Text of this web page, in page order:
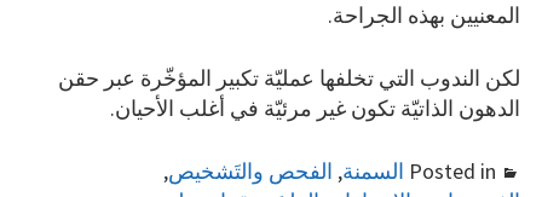
المعنيين بهذه الجراحة.
لكن الندوب التي تخلفها عمليّة تكبير المؤخّرة عبر حقن
الدهون الذاتيّة تكون غير مرئيّة في أغلب الأحيان.
Posted in السمنة, الفحص والتَشخيص,